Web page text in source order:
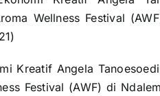
Kreatif Angela
Festival (AWF) di